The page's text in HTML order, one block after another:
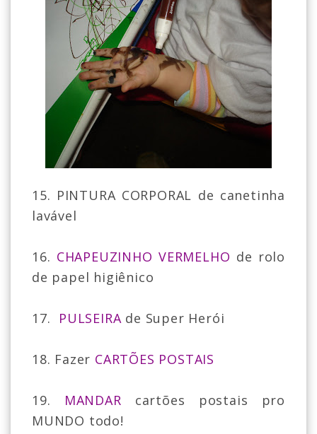
15. PINTURA CORPORAL de canetinha
lavável
16. CHAPEUZINHO VERMELHO de rolo
de papel higiênico
17. PULSEIRAde Super Herói
18. Fazer CARTÕES POSTAIS
19. MANDAR cartões postais pro
MUNDO todo!